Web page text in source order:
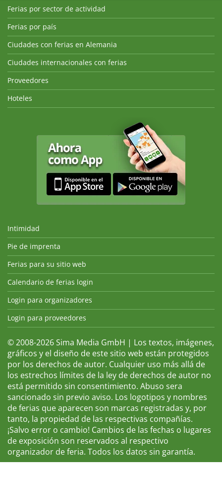
Ferias por sector de actividad
Ferias por país
Ciudades con ferias en Alemania
Ciudades internacionales con ferias
Proveedores
Hoteles
Intimidad
Pie de imprenta
Ferias para su sitio web
Calendario de ferias login
Login para organizadores
Login para proveedores
© 2008-2026 Sima Media GmbH | Los textos, imágenes,
gráficos y el diseño de este sitio web están protegidos
por los derechos de autor. Cualquier uso más allá de
los estrechos límites de la ley de derechos de autor no
está permitido sin consentimiento. Abuso sera
sancionado sin previo aviso. Los logotipos y nombres
de ferias que aparecen son marcas registradas y, por
tanto, la propiedad de las respectivas compañías.
¡Salvo error o cambio! Cambios de las fechas o lugares
de exposición son reservados al respectivo
organizador de feria. Todos los datos sin garantía.